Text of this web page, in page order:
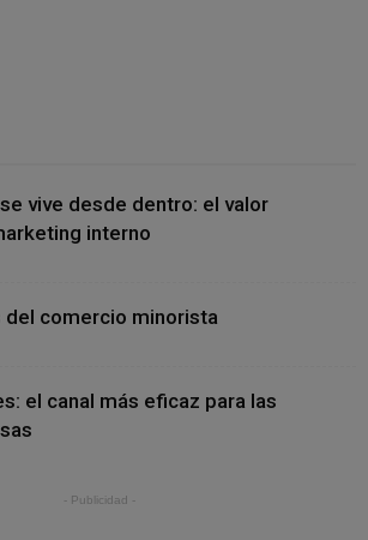
vive desde dentro: el valor
interno
comercio minorista
el canal más eficaz para las
- Publicidad -